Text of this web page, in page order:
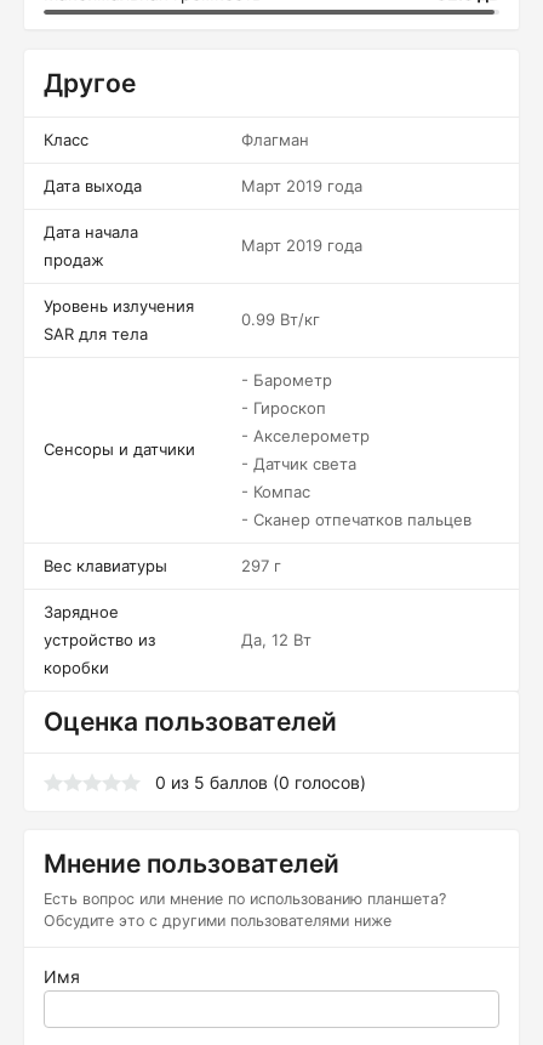
Другое
Класс Флагман
Дата выхода Март 2019 года
Дата начала
продаж
Март 2019 года
Уровень излучения
SAR для тела
0.99 Вт/кг
Сенсоры и датчики
- Барометр
- Гироскоп
- Акселерометр
- Датчик света
- Компас
- Сканер отпечатков пальцев
Вес клавиатуры 297 г
Зарядное
устройство из
коробки
Да, 12 Вт
Оценка пользователей
0 из 5 баллов (0 голосов)
Мнение пользователей
Есть вопрос или мнение по использованию планшета?
Обсудите это с другими пользователями ниже
Имя